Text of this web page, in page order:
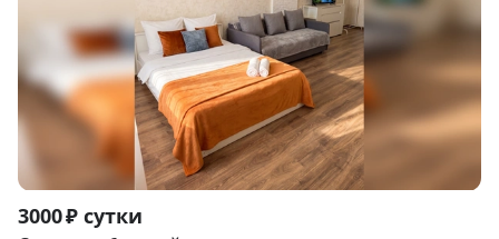
Item
1
3000 ₽ сутки